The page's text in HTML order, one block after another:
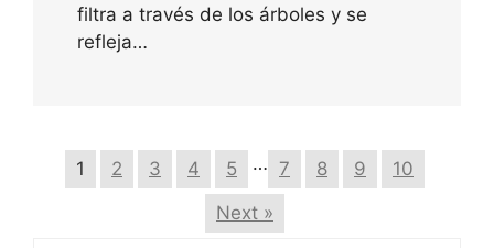
filtra a través de los árboles y se
refleja…
1 2 3 4 5 … 7 8 9
10
Next »